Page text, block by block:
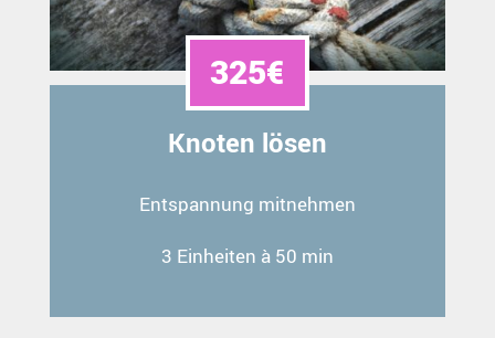
325€
Knoten lösen
Entspannung mitnehmen
3 Einheiten à 50 min